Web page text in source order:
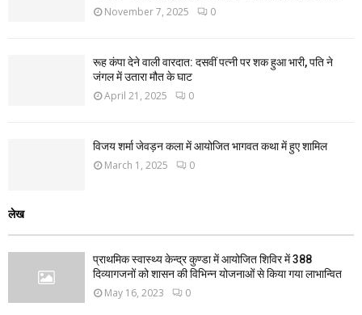
November 7, 2025 0
रूह कंपा देने वाली वारदात: दसवीं पत्नी पर शक हुआ भारी, पति ने
जंगल में उतारा मौत के घाट
April 21, 2025 0
विजय शर्मा जेवड़न कला में आयोजित भागवत कथा में हुए शामिल
March 1, 2025 0
लेख
प्राथमिक स्वास्थ्य केन्द्र कुण्डा में आयोजित शिविर में 388
दिव्यागजनों को शासन की विभिन्न योजनाओं से किया गया लाभान्वित
May 16, 2023 0